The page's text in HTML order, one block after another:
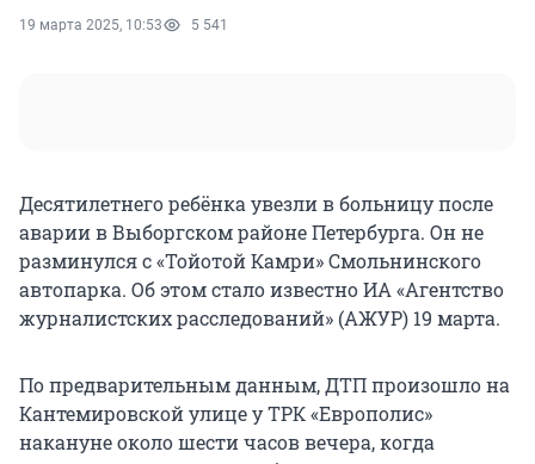
19 марта 2025, 10:53 5 541
Десятилетнего ребёнка увезли в больницу после
аварии в Выборгском районе Петербурга. Он не
разминулся с «Тойотой Камри» Смольнинского
автопарка. Об этом стало известно ИА «Агентство
журналистских расследований» (АЖУР) 19 марта.
По предварительным данным, ДТП произошло на
Кантемировской улице у ТРК «Европолис»
накануне около шести часов вечера, когда